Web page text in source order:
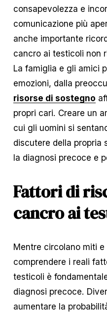
consapevolezza e
comunicazione più
anche importante
cancro ai testicoli non
La famiglia e gli amici
risorse di sostegno
propri cari. Creare un
cui gli uomini si
discutere della propria
la diagnosi precoce e
Fattori di
cancro ai
Mentre circolano miti
comprendere i reali
testicoli è
diagnosi precoce.
aumentare la